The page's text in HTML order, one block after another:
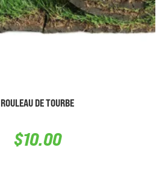
ROULEAU DE TOURBE
$10.00